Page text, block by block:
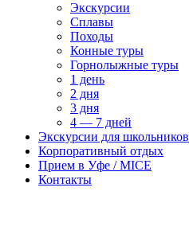
Экскурсии
Сплавы
Походы
Конные туры
Горнолыжные туры
1 день
2 дня
3 дня
4 — 7 дней
Экскурсии для школьников
Корпоративный отдых
Прием в Уфе / MICE
Контакты